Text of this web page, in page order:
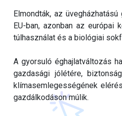
Elmondták, az
EU-ban, azonban az
túlhasználat és a biológiai
A gyorsuló éghajlatváltozás
gazdasági jólétére,
klímasemlegességének
gazdálkodáson múlik.